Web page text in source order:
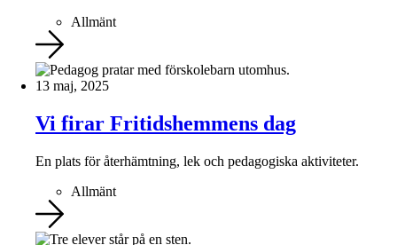
Allmänt
13 maj, 2025
Vi firar Fritidshemmens dag
En plats för återhämtning, lek och pedagogiska aktiviteter.
Allmänt